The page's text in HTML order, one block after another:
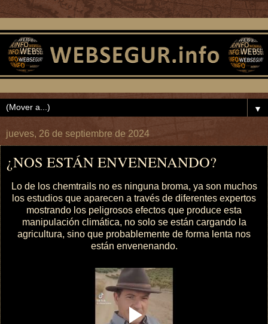
▼
jueves, 26 de septiembre de 2024
¿NOS ESTÁN ENVENENANDO?
Lo de los chemtrails no es ninguna broma, ya son muchos
los estudios que aparecen a través de diferentes expertos
mostrando los peligrosos efectos que produce esta
manipulación climática, no solo se están cargando la
agricultura, sino que probablemente de forma lenta nos
están envenenando.